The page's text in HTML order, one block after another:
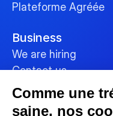
Comme une
saine, nos
Plateforme Agréée
Business
We are hiring
Contact us
Policies